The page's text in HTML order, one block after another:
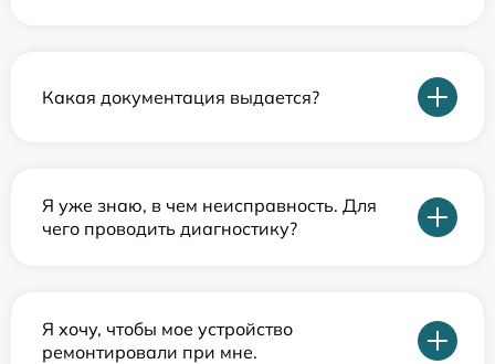
Какая документация выдается?
Я уже знаю, в чем неисправность. Для
чего проводить диагностику?
Я хочу, чтобы мое устройство
ремонтировали при мне.